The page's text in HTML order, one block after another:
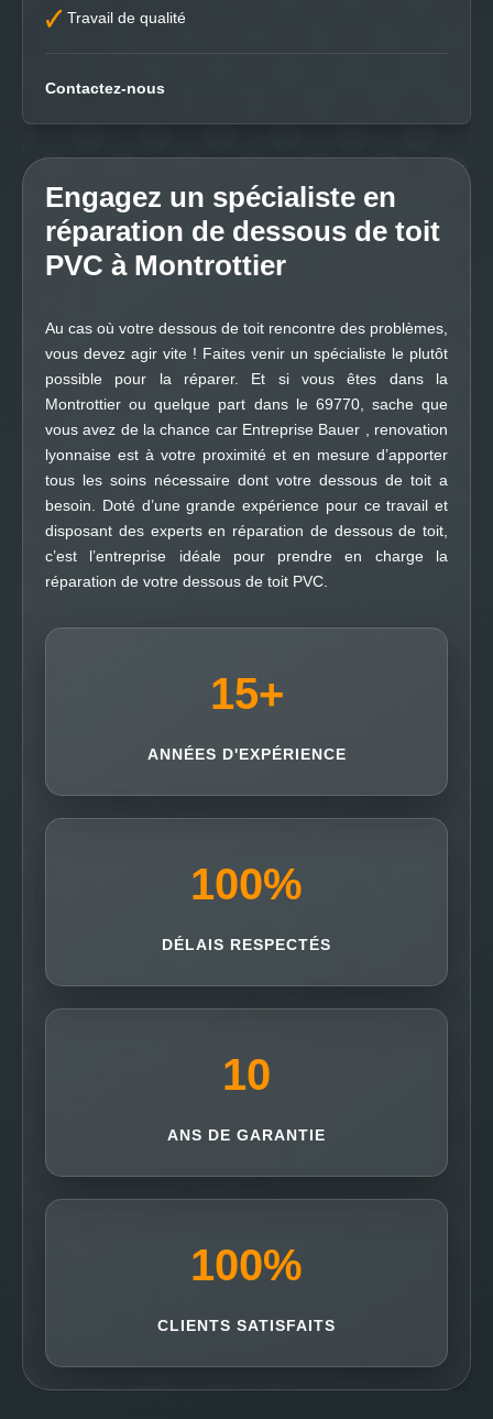
Travail de qualité
Contactez-nous
Engagez un spécialiste en
réparation de dessous de toit
PVC à Montrottier
Au cas où votre dessous de toit rencontre des problèmes,
vous devez agir vite ! Faites venir un spécialiste le plutôt
possible pour la réparer. Et si vous êtes dans la
Montrottier ou quelque part dans le 69770, sache que
vous avez de la chance car Entreprise Bauer , renovation
lyonnaise est à votre proximité et en mesure d’apporter
tous les soins nécessaire dont votre dessous de toit a
besoin. Doté d’une grande expérience pour ce travail et
disposant des experts en réparation de dessous de toit,
c’est l’entreprise idéale pour prendre en charge la
réparation de votre dessous de toit PVC.
15+
ANNÉES D'EXPÉRIENCE
100%
DÉLAIS RESPECTÉS
10
ANS DE GARANTIE
100%
CLIENTS SATISFAITS